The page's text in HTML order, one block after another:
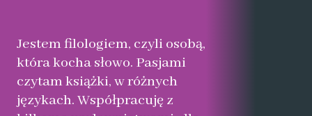
Jestem filologiem, czyli osobą,
która kocha słowo. Pasjami
czytam książki, w różnych
językach. Współpracuję z